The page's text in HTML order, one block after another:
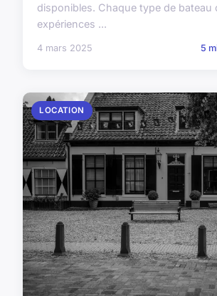
disponibles. Chaque type de bateau
expériences ...
4 mars 2025 5
LOCATION